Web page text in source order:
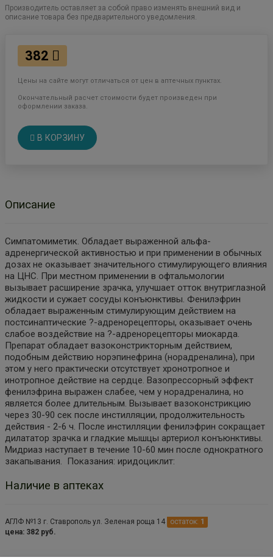
Производитель оставляет за собой право изменять внешний вид и
описание товара без предварительного уведомления.
382
Цены на сайте могут отличаться от цен в аптечных пунктах.
Окончательный расчет стоимости будет произведен при
оформлении заказа.
В КОРЗИНУ
Описание
Симпатомиметик. Обладает выраженной альфа-
адренергической активностью и при применении в обычных
дозах не оказывает значительного стимулирующего влияния
на ЦНС. При местном применении в офтальмологии
вызывает расширение зрачка, улучшает отток внутриглазной
жидкости и сужает сосуды конъюнктивы. Фенилэфрин
обладает выраженным стимулирующим действием на
постсинаптические ?-адренорецепторы, оказывает очень
слабое воздействие на ?-адренорецепторы миокарда.
Препарат обладает вазоконстрикторным действием,
подобным действию норэпинефрина (норадреналина), при
этом у него практически отсутствует хронотропное и
инотропное действие на сердце. Вазопрессорный эффект
фенилэфрина выражен слабее, чем у норадреналина, но
является более длительным. Вызывает вазоконстрикцию
через 30-90 сек после инстилляции, продолжительность
действия - 2-6 ч. После инстилляции фенилэфрин сокращает
дилататор зрачка и гладкие мышцы артериол конъюнктивы.
Мидриаз наступает в течение 10-60 мин после однократного
закапывания. Показания: иридоциклит:
Наличие в аптеках
АГЛФ №13 г. Ставрополь ул. Зеленая роща 14 остаток: 1
цена: 382 руб.